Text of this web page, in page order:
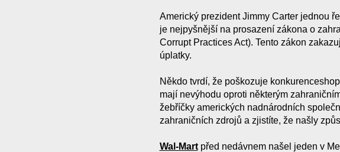
Americký prezident Jimmy Carter jednou
je nejpyšnější na prosazení zákona o
Corrupt Practices Act). Tento zákon
úplatky.
Někdo tvrdí, že poškozuje
mají nevýhodu oproti některým
žebříčky amerických nadnárodních
zahraničních zdrojů a zjistíte, že našly
Wal-Martpřed nedávnem našel jeden v